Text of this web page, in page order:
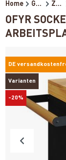
Home Grillzubehör Zubehör
OFYR
DE
Varianten
-20%